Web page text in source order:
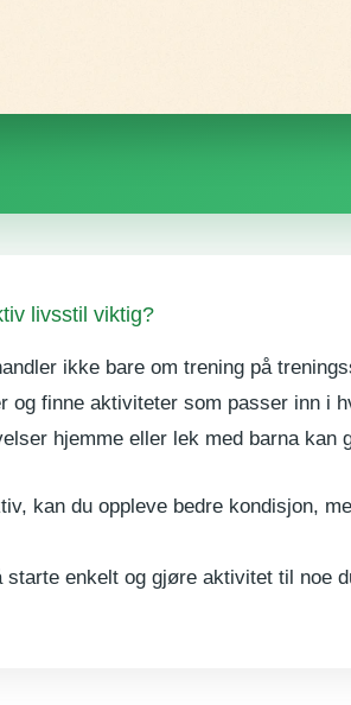
livsstil viktig?
ikke bare om trening på
og finne aktiviteter som passer inn i
hjemme eller lek med barna kan
kan du oppleve bedre kondisjon,
starte enkelt og gjøre aktivitet til noe